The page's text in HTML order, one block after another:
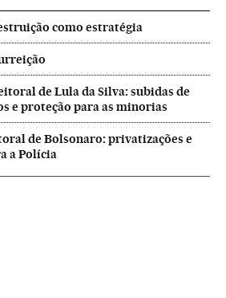
como estratégia
de Lula da Silva: subidas de
e proteção para as minorias
de Bolsonaro: privatizações e
a Polícia